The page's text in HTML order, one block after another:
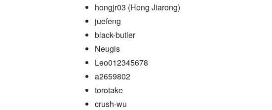
hongjr03 (Hong Jiarong)
juefeng
black-butler
Neugls
Leo012345678
a2659802
torotake
crush-wu